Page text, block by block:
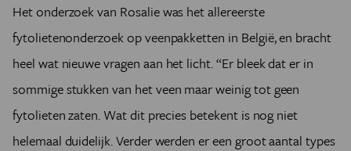
Het onderzoek van Rosalie was het allereerste
fytolietenonderzoek op veenpakketten in België, en bracht
heel wat nieuwe vragen aan het licht. “Er bleek dat er in
sommige stukken van het veen maar weinig tot geen
fytolieten zaten. Wat dit precies betekent is nog niet
helemaal duidelijk. Verder werden er een groot aantal types